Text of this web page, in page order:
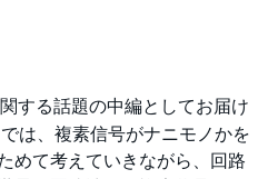
関する話題の中編としてお届け
では、複素信号がナニモノかを
めて考えていきながら、回路